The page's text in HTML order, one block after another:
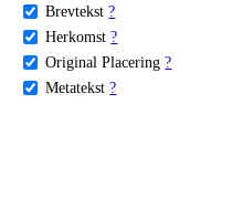
Brevtekst ?
Herkomst ?
Original Placering ?
Metatekst ?